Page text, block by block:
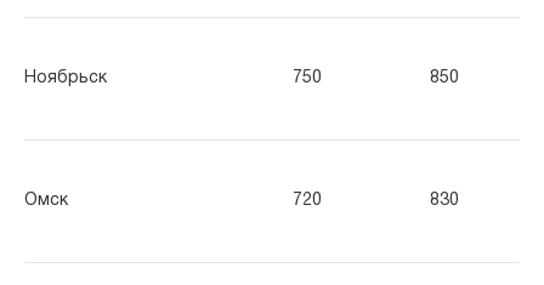
Ноябрьск 750 850
Омск 720 830